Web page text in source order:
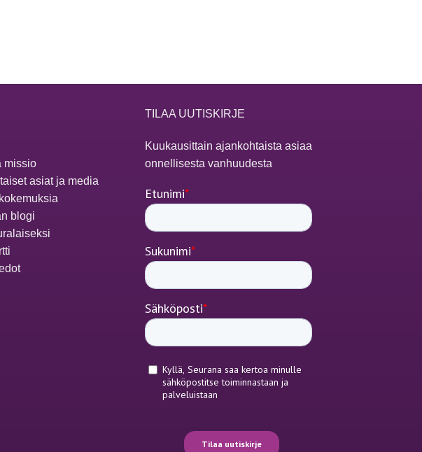
missio
asiat ja media
blogi
TILAA UUTISKIRJE
Kuukausittain ajankohtaista asiaa
onnellisesta vanhuudesta